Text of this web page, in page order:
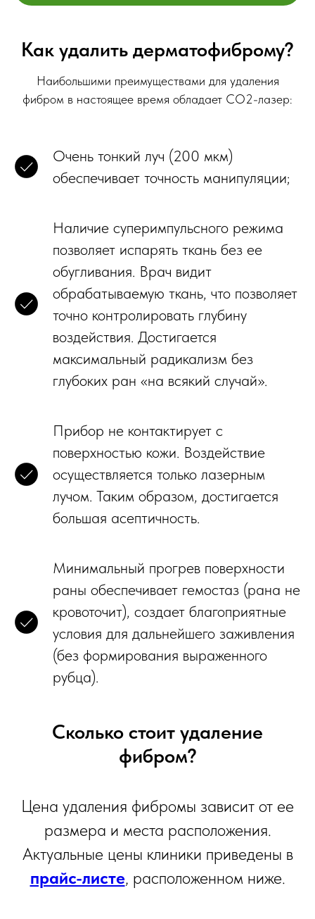
Как удалить дерматофиброму?
Наибольшими преимуществами для удаления
фибром в настоящее время обладает СО2-лазер:
Очень тонкий луч (200 мкм)
обеспечивает точность манипуляции;
Наличие суперимпульсного режима
позволяет испарять ткань без ее
обугливания. Врач видит
обрабатываемую ткань, что позволяет
точно контролировать глубину
воздействия. Достигается
максимальный радикализм без
глубоких ран «на всякий случай».
Прибор не контактирует с
поверхностью кожи. Воздействие
осуществляется только лазерным
лучом. Таким образом, достигается
большая асептичность.
Минимальный прогрев поверхности
раны обеспечивает гемостаз (рана не
кровоточит), создает благоприятные
условия для дальнейшего заживления
(без формирования выраженного
рубца).
Сколько стоит удаление
фибром?
Цена удаления фибромы зависит от ее
размера и места расположения.
Актуальные цены клиники приведены в
прайс-листе, расположенном ниже.